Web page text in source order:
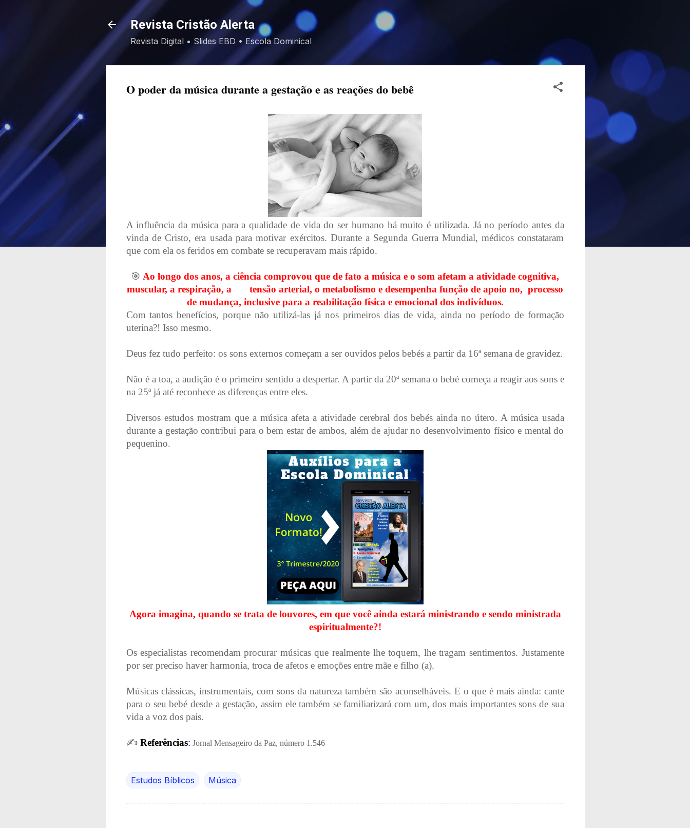
Pular para o conteúdo principal
Revista Cristão Alerta
Revista Digital • Slides EBD • Escola Dominical
O poder da música durante a gestação e as reações do bebê
A influência da música para a qualidade de vida do ser humano há muito é utilizada. Já no período antes da
vinda de Cristo, era usada para motivar exércitos. Durante a Segunda Guerra Mundial, médicos constataram
que com ela os feridos em combate se recuperavam mais rápido.
🎯 Ao longo dos anos, a ciência comprovou que de fato a música e o som afetam a atividade cognitiva,
muscular, a respiração, a
tensão arterial, o metabolismo e desempenha função de apoio no, processo
de mudança, inclusive para a reabilitação física e emocional dos indivíduos.
Com tantos benefícios, porque não utilizá-las já nos primeiros dias de vida, ainda no período de formação
uterina?! Isso mesmo.
Deus fez tudo perfeito: os sons externos começam a ser ouvidos pelos bebés a partir da 16ª semana de gravidez.
Não é a toa, a audição é o primeiro sentido a despertar. A partir da 20ª semana o bebé começa a reagir aos sons e
na 25ªjá até reconhece as diferenças entre eles.
Diversos estudos mostram que a música afeta a atividade cerebral dos bebés ainda no útero. A música usada
durante a gestação contribui para o bem estar de ambos, além de ajudar no desenvolvimento físico e mental do
pequenino.
Agora imagina, quando se trata de louvores, em que você ainda estará ministrando e sendo ministrada
espiritualmente?!
Os especialistas recomendam procurar músicas que realmente lhe toquem, lhe tragam sentimentos. Justamente
por ser preciso haver harmonia, troca de afetos e emoções entre mãe e filho (a).
Músicas clássicas, instrumentais, com sons da natureza também são aconselháveis. E o que é mais ainda: cante
para o seu bebé desde a gestação, assim ele também se familiarizará com um, dos mais importantes sons de sua
vida a voz dos pais.
✍️ Referências: Jornal Mensageiro da Paz, número 1.546
Estudos Bíblicos Música